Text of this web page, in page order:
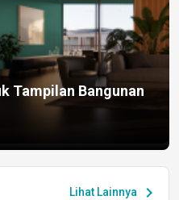
Tampilan Bangunan
Lihat Lainnya chevron_right